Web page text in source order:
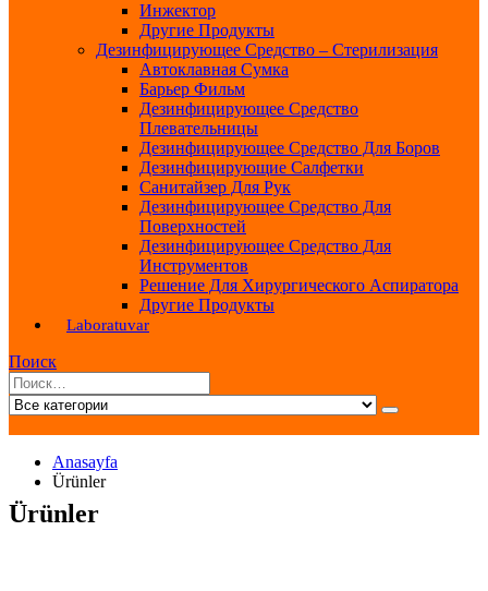
Инжектор
Другие Продукты
Дезинфицирующее Средство – Стерилизация
Автоклавная Сумка
Барьер Фильм
Дезинфицирующее Средство
Плевательницы
Дезинфицирующее Средство Для Боров
Дезинфицирующие Салфетки
Санитайзер Для Рук
Дезинфицирующее Средство Для
Поверхностей
Дезинфицирующее Средство Для
Инструментов
Решение Для Хирургического Аспиратора
Другие Продукты
Laboratuvar
Поиск
Anasayfa
Ürünler
Ürünler